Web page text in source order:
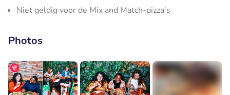
Niet geldig voor de Mix and Match-pizza's
Photos